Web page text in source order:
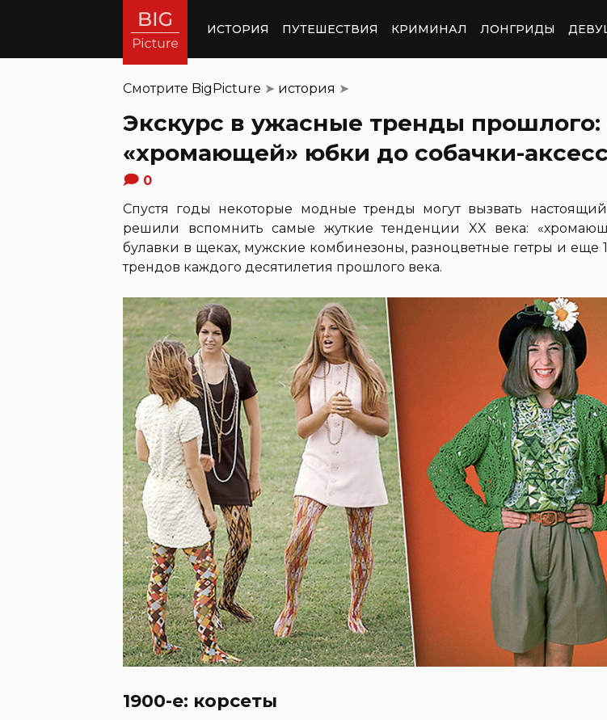
ИСТОРИЯ ПУТЕШЕСТВИЯ КРИМИНАЛ ЛОНГРИДЫ
Смотрите BigPicture ➤ история ➤
Экскурс в ужасные тренды прошлого:
«хромающей» юбки до собачки-
0
Спустя годы некоторые модные тренды могут вызвать
решили вспомнить самые жуткие тенденции XX века:
булавки в щеках, мужские комбинезоны, разноцветные гетры и еще
трендов каждого десятилетия прошлого века.
1900-е: корсеты